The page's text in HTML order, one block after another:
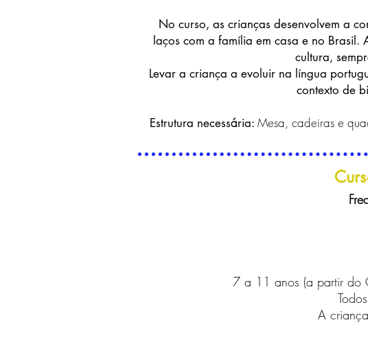
No curso, as crianças desenvolvem a
laços com a família em casa e no Brasil.
cultura,
Levar a criança a evoluir na língua
contexto de
Estrutura necessária: Mesa, cadeiras e
7 a 11 anos (a partir do
A